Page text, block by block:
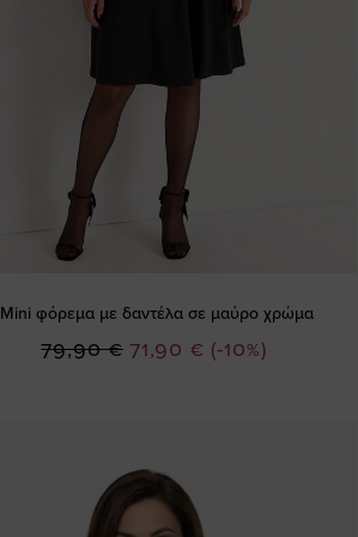
Mini φόρεμα με δαντέλα σε μαύρο χρώμα
(-10%)
Ειδική
71,90 €
79,90 €